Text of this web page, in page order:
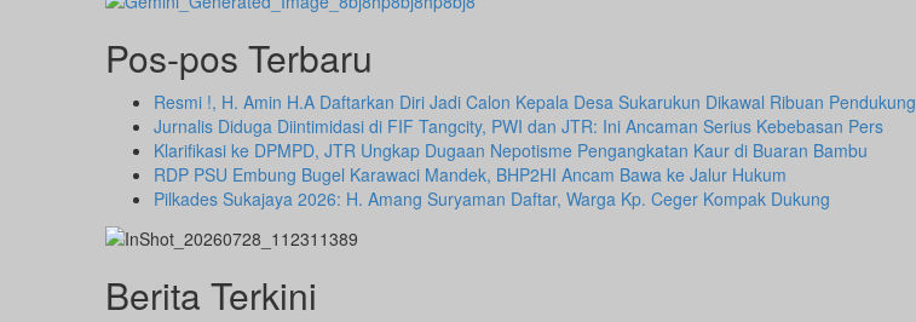
Pos-pos Terbaru
Resmi !, H. Amin H.A Daftarkan Diri Jadi Calon Kepala Desa Sukarukun Dikawal Ribuan Pendukung
Jurnalis Diduga Diintimidasi di FIF Tangcity, PWI dan JTR: Ini Ancaman Serius Kebebasan Pers
Klarifikasi ke DPMPD, JTR Ungkap Dugaan Nepotisme Pengangkatan Kaur di Buaran Bambu
RDP PSU Embung Bugel Karawaci Mandek, BHP2HI Ancam Bawa ke Jalur Hukum
Pilkades Sukajaya 2026: H. Amang Suryaman Daftar, Warga Kp. Ceger Kompak Dukung
Berita Terkini